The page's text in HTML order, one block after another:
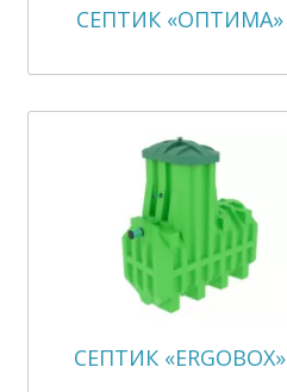
СЕПТИК «ОПТИМА»
СЕПТИК «ERGOBOX»